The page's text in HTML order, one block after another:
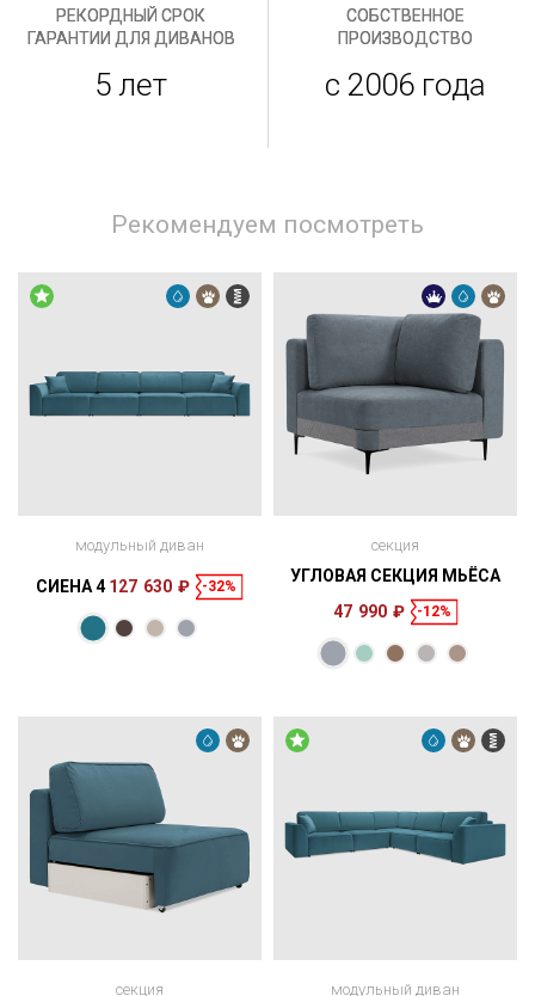
РЕКОРДНЫЙ СРОК
ГАРАНТИИ ДЛЯ ДИВАНОВ
5 лет
СОБСТВЕННОЕ
ПРОИЗВОДСТВО
с 2006 года
Рекомендуем посмотреть
модульный диван
СИЕНА 4127 630 ₽ -32%
секция
УГЛОВАЯ СЕКЦИЯ МЬЁСА
47 990 ₽
-12%
секция модульный диван